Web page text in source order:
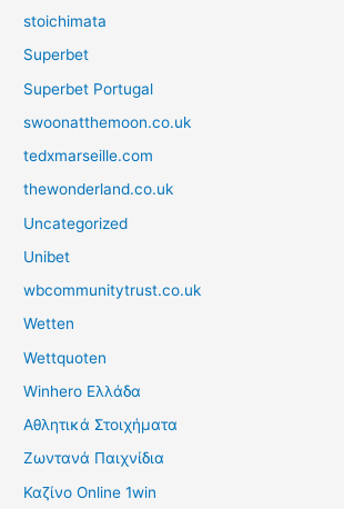
stoichimata
Superbet
Superbet Portugal
swoonatthemoon.co.uk
tedxmarseille.com
thewonderland.co.uk
Uncategorized
Unibet
wbcommunitytrust.co.uk
Wetten
Wettquoten
Winhero Ελλάδα
Αθλητικά Στοιχήματα
Ζωντανά Παιχνίδια
Καζίνο Online 1win